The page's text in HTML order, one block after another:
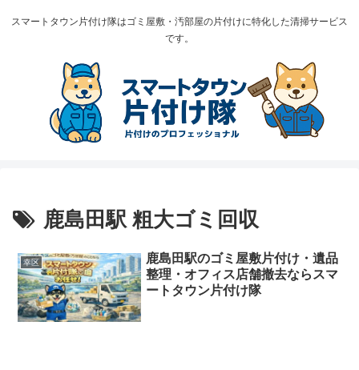
スマートタウン片付け隊はゴミ屋敷・汚部屋の片付けに特化した清掃サービス
です。
鹿島田駅 粗大ゴミ回収
幸区
鹿島田駅のゴミ屋敷片付け・遺品
整理・オフィス店舗撤去ならスマ
ートタウン片付け隊